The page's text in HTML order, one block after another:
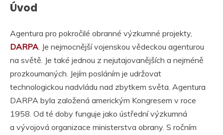
Úvod
Agentura pro pokročilé obranné výzkumné projekty,
DARPA. Je nejmocnější vojenskou vědeckou agenturou
na světě. Je také jednou z nejutajovanějších a nejméně
prozkoumaných. Jejím posláním je udržovat
technologickou nadvládu nad zbytkem světa. Agentura
DARPA byla založená americkým Kongresem v roce
1958. Od té doby funguje jako ústřední výzkumná
a vývojová organizace ministerstva obrany. S ročním